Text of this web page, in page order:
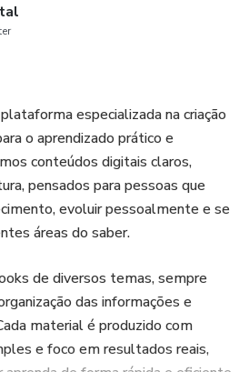
especializada na criação
o aprendizado prático e
conteúdos digitais claros,
pensados para pessoas que
evoluir pessoalmente e se
áreas do saber.
de diversos temas, sempre
das informações e
material é produzido com
e foco em resultados reais,